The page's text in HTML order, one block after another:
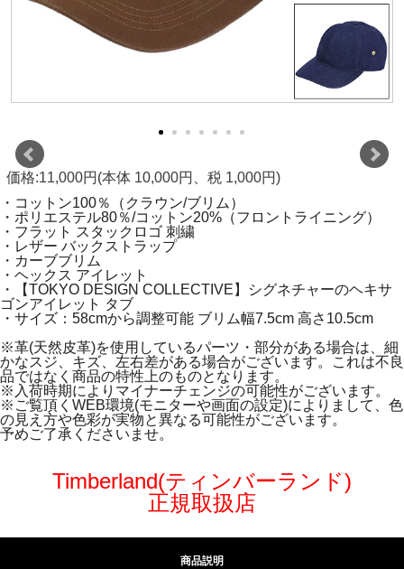
価格:11,000円(本体 10,000円、税 1,000円)
・コットン100％（クラウン/ブリム）
・ポリエステル80％/コットン20%（フロントライニング）
・フラット スタックロゴ 刺繍
・レザー バックストラップ
・カーブブリム
・ヘックス アイレット
・【TOKYO DESIGN COLLECTIVE】シグネチャーのヘキサ
ゴンアイレット タブ
・サイズ：58cmから調整可能 ブリム幅7.5cm 高さ10.5cm
※革(天然皮革)を使用しているパーツ・部分がある場合は、細
かなスジ、キズ、左右差がある場合がございます。これは不良
品ではなく商品の特性上のものとなります。
※入荷時期によりマイナーチェンジの可能性がございます。
※ご覧頂くWEB環境(モニターや画面の設定)によりまして、色
の見え方や色彩が実物と異なる可能性がございます。
予めご了承くださいませ。
Timberland(ティンバーランド)
正規取扱店
商品説明